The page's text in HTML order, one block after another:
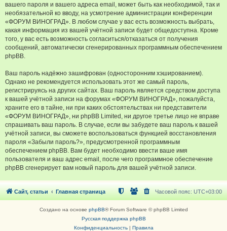
вашего пароля и вашего адреса email, может быть как необходимой, так и
необязательной ко вводу, на усмотрение администрации конференции
«ФОРУМ ВИНОГРАД». В любом случае у вас есть возможность выбрать,
какая информация из вашей учётной записи будет общедоступна. Кроме
того, у вас есть возможность согласиться/отказаться от получения
сообщений, автоматически сгенерированных программным обеспечением
phpBB.
Ваш пароль надёжно зашифрован (односторонним хэшированием).
Однако не рекомендуется использовать этот же самый пароль,
регистрируясь на других сайтах. Ваш пароль является средством доступа
к вашей учётной записи на форумах «ФОРУМ ВИНОГРАД», пожалуйста,
храните его в тайне, ни при каких обстоятельствах ни представители
«ФОРУМ ВИНОГРАД», ни phpBB Limited, ни другое третье лицо не вправе
спрашивать ваш пароль. В случае, если вы забудете ваш пароль к вашей
учётной записи, вы сможете воспользоваться функцией восстановления
пароля «Забыли пароль?», предусмотренной программным
обеспечением phpBB. Вам будет необходимо ввести ваше имя
пользователя и ваш адрес email, после чего программное обеспечение
phpBB сгенерирует вам новый пароль для вашей учётной записи.
Сайт, статьи Главная страница Часовой пояс: UTC+03:00
Создано на основе phpBB® Forum Software © phpBB Limited
Русская поддержка phpBB
Конфиденциальность| Правила